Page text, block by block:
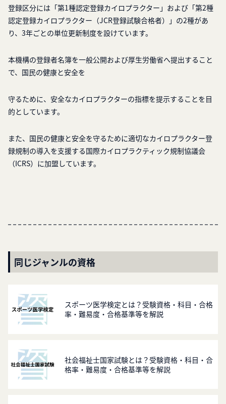
登録区分には「第1種認定登録カイロプラクター」および「第2種
認定登録カイロプラクター（JCR登録試験合格者）」の2種があ
り、3年ごとの単位更新制度を設けています。
本機構の登録者名簿を一般公開および厚生労働省へ提出すること
で、国民の健康と安全を
守るために、安全なカイロプラクターの指標を提示することを目
的としています。
また、国民の健康と安全を守るために適切なカイロプラクター登
録規制の導入を支援する国際カイロプラクティック規制協議会
（ICRS）に加盟しています。
同じジャンルの資格
スポーツ医学検定とは？受験資格・科目・合格
率・難易度・合格基準等を解説
社会福祉士国家試験とは？受験資格・科目・合
格率・難易度・合格基準等を解説